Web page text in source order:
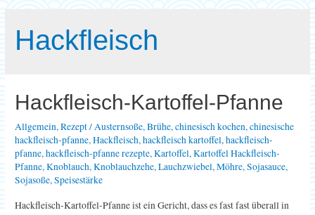
Hackfleisch
Hackfleisch-Kartoffel-Pfanne
Allgemein,Rezept/Austernsoße,Brühe,chinesisch kochen,chinesische
hackfleisch-pfanne,Hackfleisch,hackfleisch kartoffel,hackfleisch-
pfanne,hackfleisch-pfanne rezepte,Kartoffel,Kartoffel Hackfleisch-
Pfanne,Knoblauch,Knoblauchzehe,Lauchzwiebel,Möhre,Sojasauce,
Sojasoße,Speisestärke
Hackfleisch-Kartoffel-Pfanne ist ein Gericht, dass es fast fast überall in